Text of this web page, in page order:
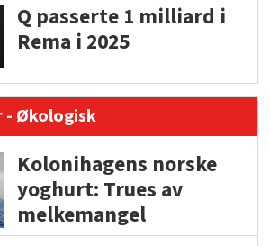
Q passerte 1 milliard i
Rema i 2025
Økologisk
Kolonihagens norske
yoghurt: Trues av
melkemangel